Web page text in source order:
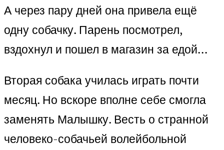
А через пару дней она привела ещё
одну собачку. Парень посмотрел,
вздохнул и пошел в магазин за едой…
Вторая собака училась играть почти
месяц. Но вскоре вполне себе смогла
заменять Малышку. Весть о странной
человеко-собачьей волейбольной